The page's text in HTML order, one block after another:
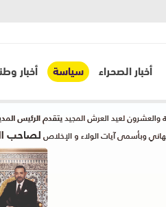
أخبار الصحراء سياسة أخبار